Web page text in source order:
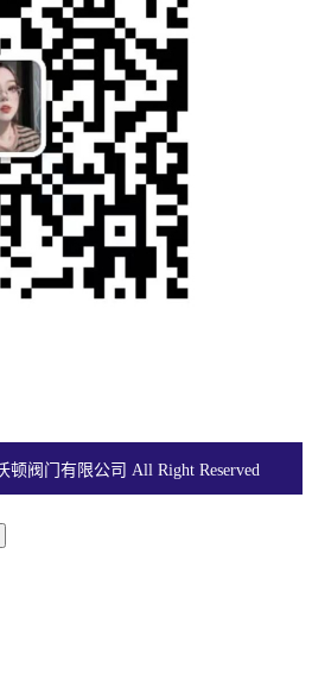
顿阀门有限公司 All Right Reserved